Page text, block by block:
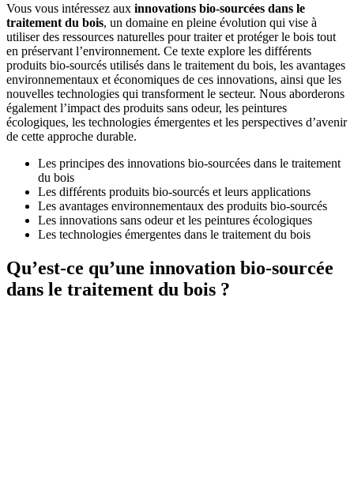
Vous vous intéressez aux innovations bio-sourcées dans le
traitement du bois, un domaine en pleine évolution qui vise à
utiliser des ressources naturelles pour traiter et protéger le bois tout
en préservant l’environnement. Ce texte explore les différents
produits bio-sourcés utilisés dans le traitement du bois, les avantages
environnementaux et économiques de ces innovations, ainsi que les
nouvelles technologies qui transforment le secteur. Nous aborderons
également l’impact des produits sans odeur, les peintures
écologiques, les technologies émergentes et les perspectives d’avenir
de cette approche durable.
Les principes des innovations bio-sourcées dans le traitement
du bois
Les différents produits bio-sourcés et leurs applications
Les avantages environnementaux des produits bio-sourcés
Les innovations sans odeur et les peintures écologiques
Les technologies émergentes dans le traitement du bois
Qu’est-ce qu’une innovation bio-sourcée
dans le traitement du bois ?